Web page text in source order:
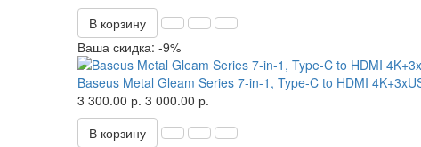
В корзину
Ваша скидка: -9%
Baseus Metal Gleam Series 7-in-1, Type-C to HDMI
3 300.00 р. 3 000.00 р.
В корзину